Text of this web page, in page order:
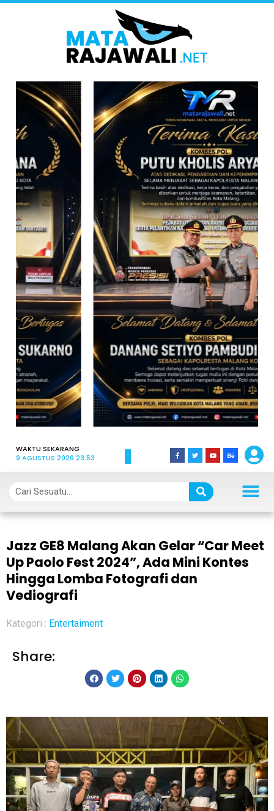
WAKTU SEKARANG
9 AGUSTUS 2026 23:53
Jazz GE8 Malang Akan Gelar “Car Meet
Up Paolo Fest 2024”, Ada Mini Kontes
Hingga Lomba Fotografi dan
Vediografi
Kategori : Entertaiment
Share: